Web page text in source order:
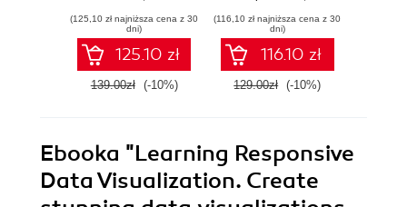
real-world data with
D3 on AngularJS
(125,10 zł najniższa cena z 30
dni)
125.10 zł
139.00zł (-10%)
Second Edition
(116,10 zł najniższa cena z 30
dni)
116.10 zł
129.00zł (-10%)
Ebooka "Learning Responsive
Data Visualization. Create